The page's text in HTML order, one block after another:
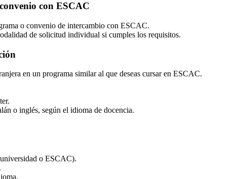
con ESCAC
o convenio de intercambio con ESCAC.
de solicitud individual si cumples los requisitos.
en un programa similar al que deseas cursar en ESCAC.
o inglés, según el idioma de docencia.
o ESCAC).